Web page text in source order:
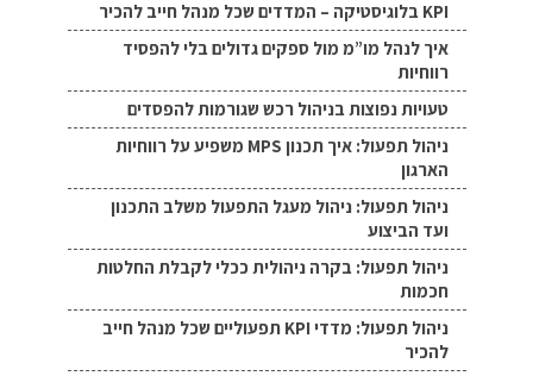
KPI בלוגיסטיקה – המדדים שכל מנהל חייב להכיר
איך לנהל מו”מ מול ספקים גדולים בלי להפסיד
רווחיות
טעויות נפוצות בניהול רכש שגורמות להפסדים
ניהול תפעול: איך תכנון MPS משפיע על רווחיות
הארגון
ניהול תפעול: ניהול מעגל התפעול משלב התכנון
ועד הביצוע
ניהול תפעול: בקרה ניהולית ככלי לקבלת החלטות
חכמות
ניהול תפעול: מדדי KPI תפעוליים שכל מנהל חייב
להכיר